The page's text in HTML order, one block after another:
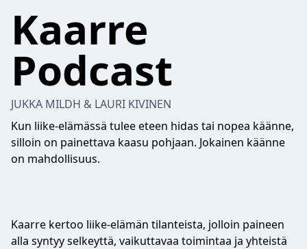
Kaarre
Podcast
JUKKA MILDH & LAURI KIVINEN
Kun liike-elämässä tulee eteen hidas tai nopea käänne,
silloin on painettava kaasu pohjaan. Jokainen käänne
on mahdollisuus.
Kaarre kertoo liike-elämän tilanteista, jolloin paineen
alla syntyy selkeyttä, vaikuttavaa toimintaa ja yhteistä